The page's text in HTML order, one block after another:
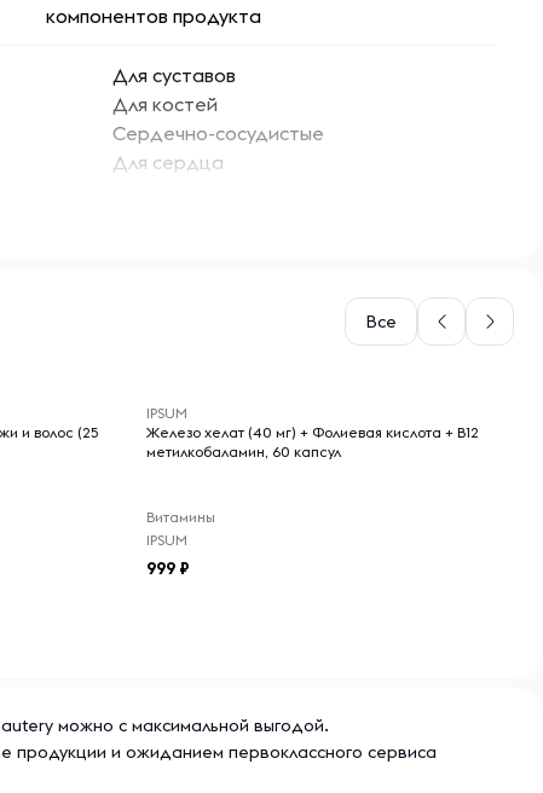
компонентов продукта
Для суставов
Для костей
Сердечно-сосудистые
Для сердца
Все
и волос (25
IPSUM
Железо хелат (40 мг) + Фолиевая кислота + B12
метилкобаламин, 60 капсул
Витамины
IPSUM
999
можно с максимальной выгодой.
продукции и ожиданием первоклассного сервиса